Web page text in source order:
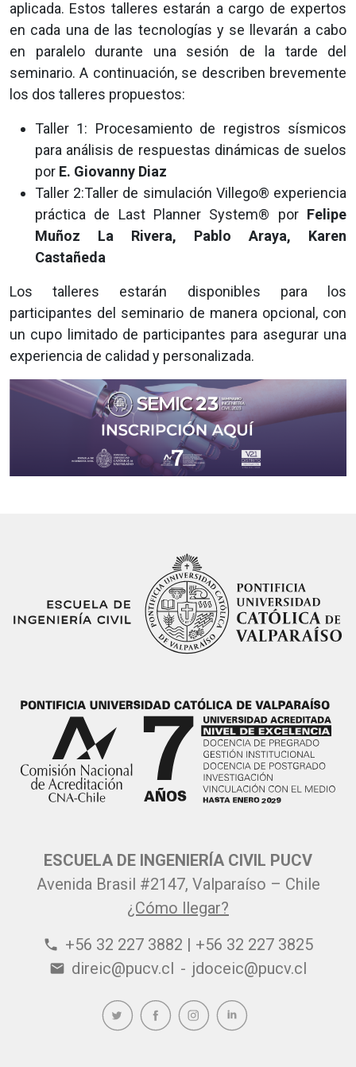
aplicada. Estos talleres estarán a cargo de expertos
en cada una de las tecnologías y se llevarán a cabo
en paralelo durante una sesión de la tarde del
seminario. A continuación, se describen brevemente
los dos talleres propuestos:
Taller 1: Procesamiento de registros sísmicos
para análisis de respuestas dinámicas de suelos
por E. Giovanny Diaz
Taller 2:Taller de simulación Villego® experiencia
práctica de Last Planner System® por Felipe
Muñoz La Rivera, Pablo Araya, Karen
Castañeda
Los talleres estarán disponibles para los
participantes del seminario de manera opcional, con
un cupo limitado de participantes para asegurar una
experiencia de calidad y personalizada.
ESCUELA DE INGENIERÍA CIVIL PUCV
Avenida Brasil #2147, Valparaíso – Chile
¿Cómo llegar?
phone +56 32 227 3882 | +56 32 227 3825
email direic@pucv.cl - jdoceic@pucv.cl